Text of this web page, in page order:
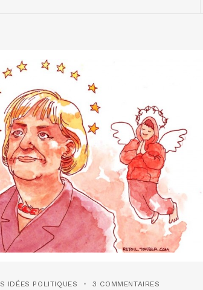
IDÉES POLITIQUES 3 COMMENTAIRES